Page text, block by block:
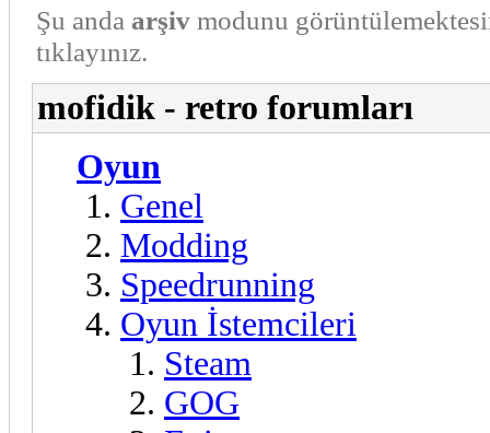
Şu anda arşiv modunu
tıklayınız.
mofidik - retro forumları
Oyun
Genel
Modding
Speedrunning
Oyun İstemcileri
Steam
GOG